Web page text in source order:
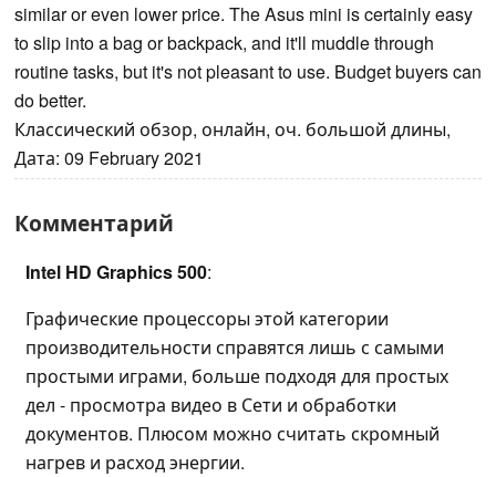
similar or even lower price. The Asus mini is certainly easy
to slip into a bag or backpack, and it'll muddle through
routine tasks, but it's not pleasant to use. Budget buyers can
do better.
Классический обзор, онлайн, оч. большой длины,
Дата: 09 February 2021
Комментарий
Intel HD Graphics 500:
Графические процессоры этой категории
производительности справятся лишь с самыми
простыми играми, больше подходя для простых
дел - просмотра видео в Сети и обработки
документов. Плюсом можно считать скромный
нагрев и расход энергии.